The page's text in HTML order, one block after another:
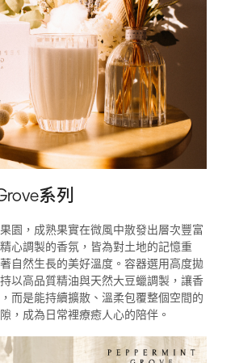
系列
園，成熟果實在微風中散發出層次豐富
心調製的香氛，皆為對土地的記憶重
自然生長的美好溫度。容器選用高度拋
以高品質精油與天然大豆蠟調製，讓香
而是能持續擴散、溫柔包覆整個空間的
，成為日常裡療癒人心的陪伴。